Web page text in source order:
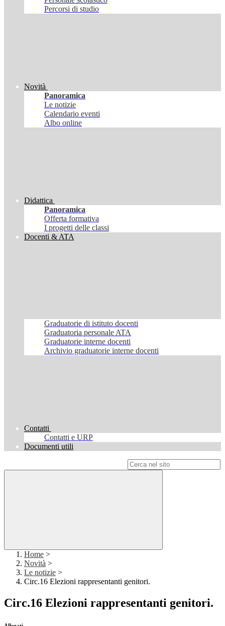
Percorsi di studio
Novità
Panoramica
Le notizie
Calendario eventi
Albo online
Didattica
Panoramica
Offerta formativa
I progetti delle classi
Docenti & ATA
Graduatorie di istituto docenti
Graduatoria personale ATA
Graduatorie interne docenti
Archivio graduatorie interne docenti
Contatti
Contatti e URP
Documenti utili
Home >
Novità >
Le notizie >
Circ.16 Elezioni rappresentanti genitori.
Circ.16 Elezioni rappresentanti genitori.